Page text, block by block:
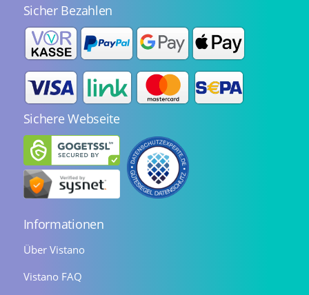
Sicher Bezahlen
Sichere Webseite
Informationen
Über Vistano
Vistano FAQ